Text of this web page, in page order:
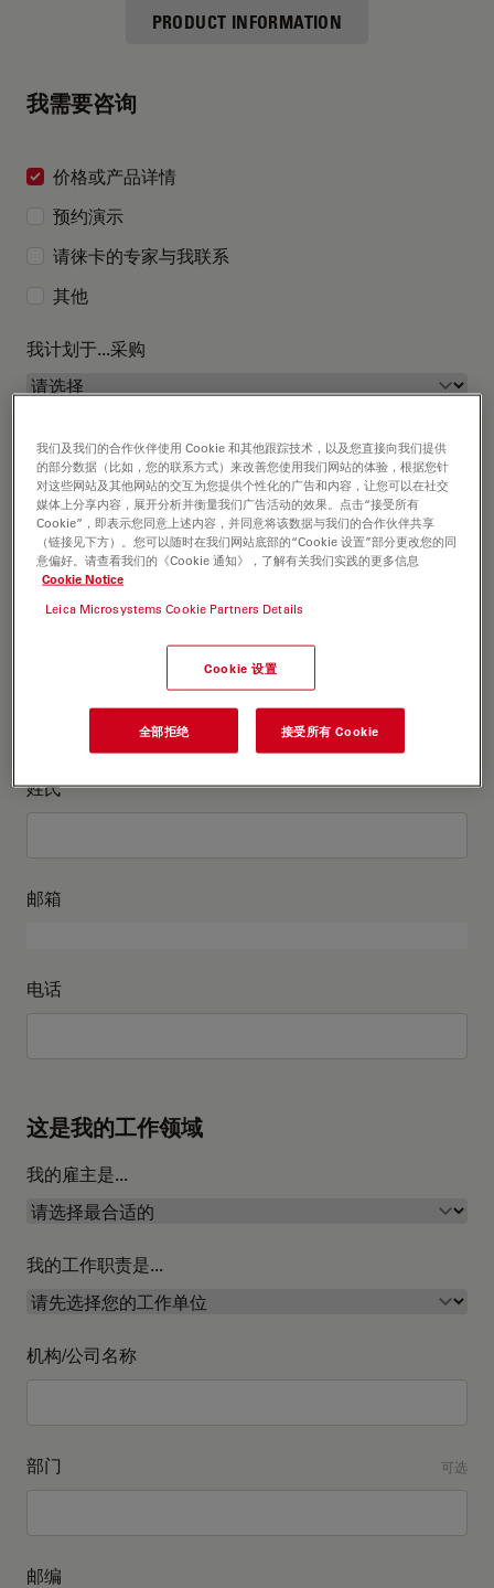
PRODUCT INFORMATION
我需要咨询
价格或产品详情
预约演示
请徕卡的专家与我联系
其他
我计划于...采购
这是关于我的信息
学术头衔
姓氏
邮箱
电话
这是我的工作领域
我的雇主是...
我的工作职责是...
机构/公司名称
部门 可选
邮编
我们及我们的合作伙伴使用 Cookie 和其他跟踪技术，以及您直接向我们提供
的部分数据（比如，您的联系方式）来改善您使用我们网站的体验，根据您针
对这些网站及其他网站的交互为您提供个性化的广告和内容，让您可以在社交
媒体上分享内容，展开分析并衡量我们广告活动的效果。点击“接受所有
Cookie”，即表示您同意上述内容，并同意将该数据与我们的合作伙伴共享
（链接见下方）。您可以随时在我们网站底部的“Cookie 设置”部分更改您的同
意偏好。请查看我们的《Cookie 通知》，了解有关我们实践的更多信息
Cookie Notice
Leica Microsystems Cookie Partners Details
Cookie 设置
全部拒绝 接受所有 Cookie